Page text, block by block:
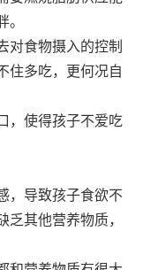
。
对食物摄入的控制
住多吃，更何况自
，使得孩子不爱吃
，导致孩子食欲不
其他营养物质，